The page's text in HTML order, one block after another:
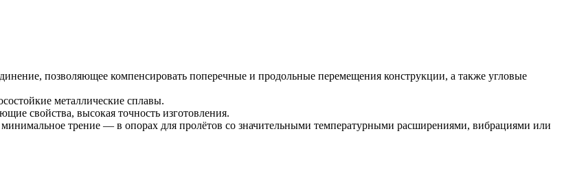
позволяющее компенсировать поперечные и продольные перемещения конструкции, а также угловые
металлические сплавы.
свойства, высокая точность изготовления.
минимальное трение — в опорах для пролётов со значительными температурными расширениями, вибрациями или